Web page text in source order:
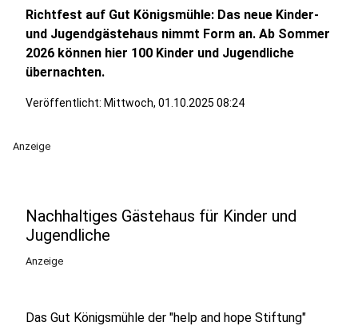
Richtfest auf Gut Königsmühle: Das neue Kinder-
und Jugendgästehaus nimmt Form an. Ab Sommer
2026 können hier 100 Kinder und Jugendliche
übernachten.
Veröffentlicht: Mittwoch, 01.10.2025 08:24
Anzeige
Nachhaltiges Gästehaus für Kinder und
Jugendliche
Anzeige
Das Gut Königsmühle der "help and hope Stiftung"